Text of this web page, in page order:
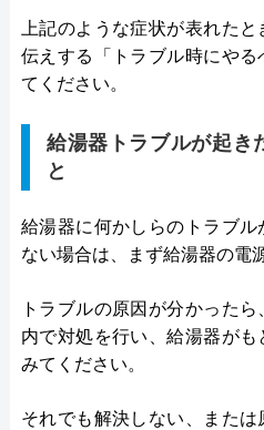
上記のような症状が表れた
伝えする「トラブル時にや
てください。
給湯器トラブルが起き
と
給湯器に何かしらのトラブ
ない場合は、まず給湯器の電
トラブルの原因が分かった
内で対処を行い、給湯器が
みてください。
それでも解決しない、また